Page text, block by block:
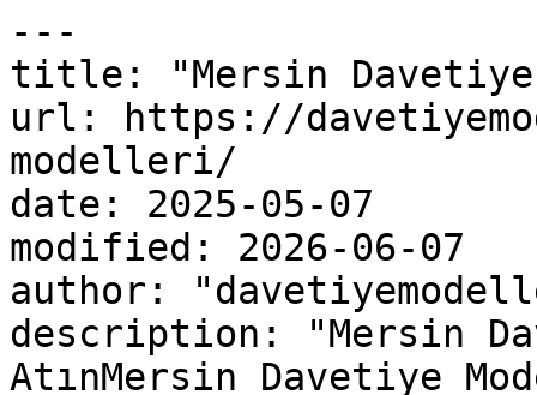
---
title: "Mersin
url: https://
modelleri/
date: 2025-05-07
modified: 2026-06-07
author:
description: "Mersin
AtınMersin Davetiye